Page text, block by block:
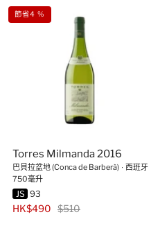
節省4 %
Torres Milmanda 2016
巴貝拉盆地 (Conca de Barberà) ∙ 西班牙
750毫升
JS 93
HK$490 $510